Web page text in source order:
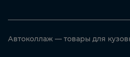
Автоколлаж — товары для